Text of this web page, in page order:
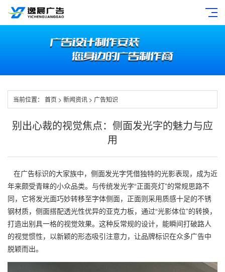
当前位置： 首页 > 新闻资讯 > 广告知识
别出心裁的视觉焦点：侧面发光字的魅力与应
用
在广告标识的大家族中，侧面发光字凭借独特的光影表现，成为近
年来颇受青睐的小众品类。与传统发光字“正面亮灯”的常规思路不
同，它将发光面巧妙转移至字体侧面，正面则采用质感十足的不锈
钢材质，侧面搭配透光性优异的亚克力板，通过“光影体位”的转换，
打造出别具一格的视觉效果。这种反常规的设计，能瞬间打破路人
的视觉惯性，以新颖的形态吸引注意力，让品牌标识在众多广告中
脱颖而出。